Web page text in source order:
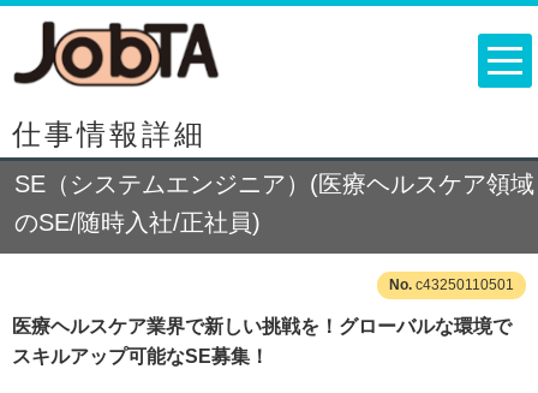
仕事情報詳細
SE（システムエンジニア）(医療ヘルスケア領域
のSE/随時入社/正社員)
c43250110501
医療ヘルスケア業界で新しい挑戦を！グローバルな環境で
スキルアップ可能なSE募集！